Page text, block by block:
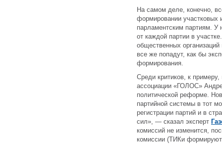
На самом деле, конечно,
формировании участковых
парламентским партиям.
от каждой партии в
общественных
все же попадут, как бы
формирования.
Среди критиков, к
ассоциации «ГОЛОС»
политической реформе.
партийной системы в тот
регистрации партий и в
сил», — сказал эксперт
комиссий не изменится,
комиссии (ТИКи формируют